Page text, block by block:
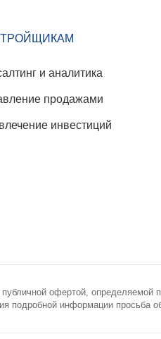
и аналитика
продажами
инвестиций
офертой,
подробной информации просьба